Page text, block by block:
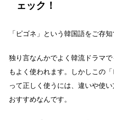
ェック！
「ピゴネ」という韓国語をご存知
独り言なんかでよく韓流ドラマ
もよく使われます。しかしこの
って正しく使うには、違いや使
おすすめなんです。